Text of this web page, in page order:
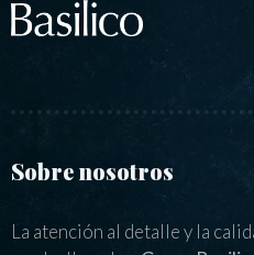
Sobre nosotros
La atención al detalle y la